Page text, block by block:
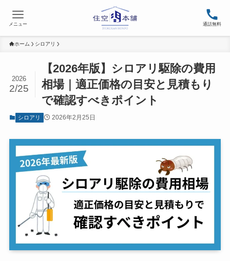
通話無料
メニュー
ホーム シロアリ
【2026年版】シロアリ駆除の費用
相場｜適正価格の目安と見積もり
で確認すべきポイント
2026
2/25
シロアリ 2026年2月25日